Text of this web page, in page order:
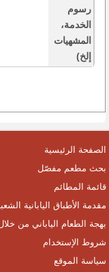
رسوم
الخدمة،
المشهيات
إلخ)
الصفحة الرئيسية
بحث مطعم مفصّل
قائمة المطائم
مقدمة الأطباق اليابانية
بهجة الطعام الياباني من
شروط الإستخدام
سياسة الموقع